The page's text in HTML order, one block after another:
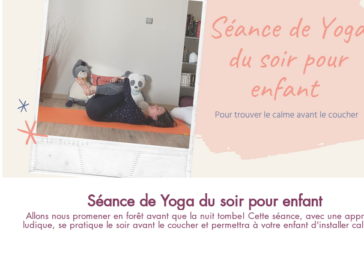
Voir bande-annonce € Acheter 9 €
Séance de Yoga du soir pour enfant
Allons nous promener en forêt avant que la nuit tombe! Cette séance, avec une
ludique, se pratique le soir avant le coucher et permettra à votre enfant d'installer
détente dans son corps et dans sa tête pour se préparer à passer une nuit paisible.